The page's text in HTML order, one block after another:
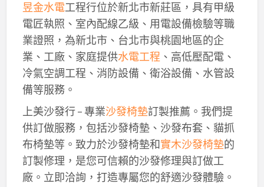
昱金水電工程行位於新北市新莊區，具有甲級
電匠執照、室內配線乙級、用電設備檢驗等職
業證照，為新北市、台北市與桃園地區的企
業、工廠、家庭提供水電工程 、高低壓配電、
冷氣空調工程、消防設備、衛浴設備、水管設
備等服務。
上美沙發行 – 專業沙發椅墊訂製推薦。我們提
供訂做服務，包括沙發椅墊、沙發布套、貓抓
布椅墊等。致力於沙發椅墊和實木沙發椅墊的
訂製修理，是您可信賴的沙發修理與訂做工
廠。立即洽詢，打造專屬您的舒適沙發體驗。